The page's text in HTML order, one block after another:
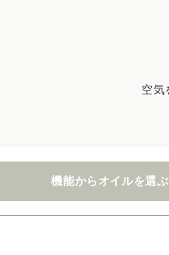
空気
機能からオイルを選ぶ